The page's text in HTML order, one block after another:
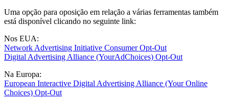
Uma opção para oposição em relação a várias ferramentas também
está disponível clicando no seguinte link:
Nos EUA:
Network Advertising Initiative Consumer Opt-Out
Digital Advertising Alliance (YourAdChoices) Opt-Out
Na Europa:
European Interactive Digital Advertising Alliance (Your Online
Choices) Opt-Out